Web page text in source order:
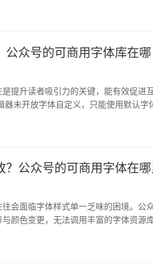
公众号的可商用字体库在哪
提升读者吸引力的关键，能有效促进
未开放字体自定义，只能使用默认字
公众号的可商用字体在
会面临字体样式单一乏味的困境。公
颜色变更，无法调用丰富的字体资源